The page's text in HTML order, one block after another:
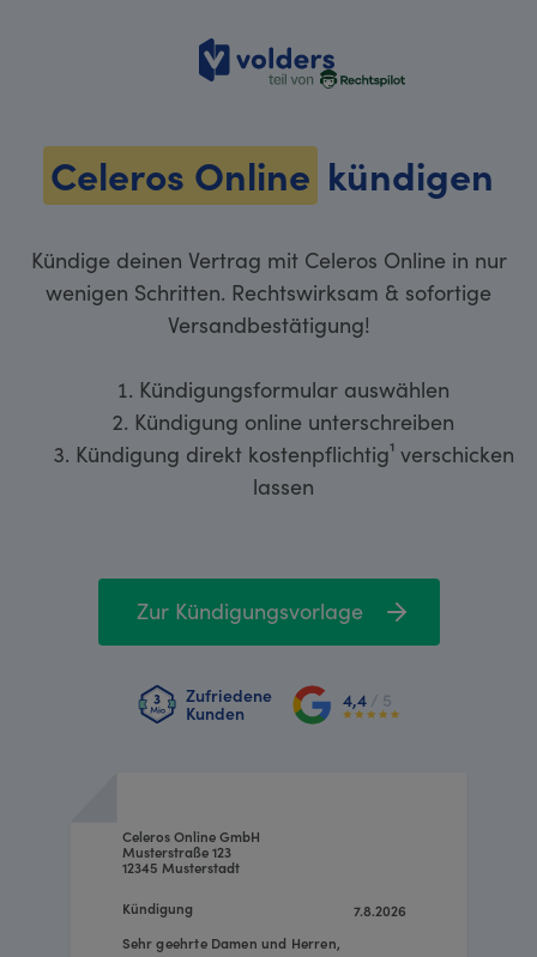
volders
Celeros Online kündigen
Kündige deinen Vertrag mit Celeros Online in nur
wenigen Schritten. Rechtswirksam & sofortige
Versandbestätigung!
Kündigungsformular auswählen
Kündigung online unterschreiben
Kündigung direkt kostenpflichtig¹ verschicken
lassen
Zur Kündigungsvorlage
Zufriedene
Kunden
4,4 / 5
7.8.2026
Celeros Online GmbH
Musterstraße 123
12345 Musterstadt
Sehr geehrte Damen und Herren,
Kündigung